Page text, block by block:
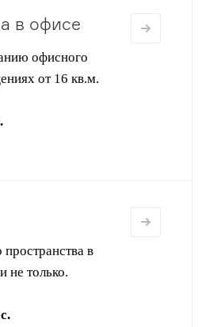
в офисе
офисного
от 16 кв.м.
.
в
не только.